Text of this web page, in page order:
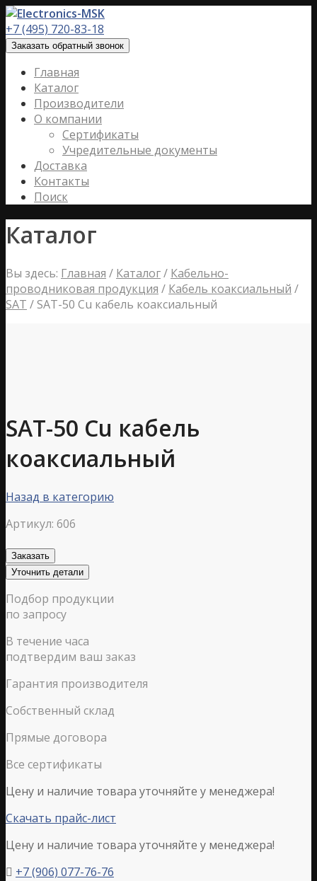
+7 (495) 720-83-18
Заказать обратный звонок
Главная
Каталог
Производители
О компании
Сертификаты
Учредительные документы
Доставка
Контакты
Поиск
Каталог
Вы здесь: Главная / Каталог/ Кабельно-
проводниковая продукция / Кабель коаксиальный /
SAT / SAT-50 Cu кабель коаксиальный
SAT-50 Cu кабель
коаксиальный
Назад в категорию
Артикул: 606
Заказать
Уточнить детали
Подбор продукции
по запросу
В течение часа
подтвердим ваш заказ
Гарантия производителя
Собственный склад
Прямые договора
Все сертификаты
Цену и наличие товара уточняйте у менеджера!
Скачать прайс-лист
Цену и наличие товара уточняйте у менеджера!
 +7 (906) 077-76-76